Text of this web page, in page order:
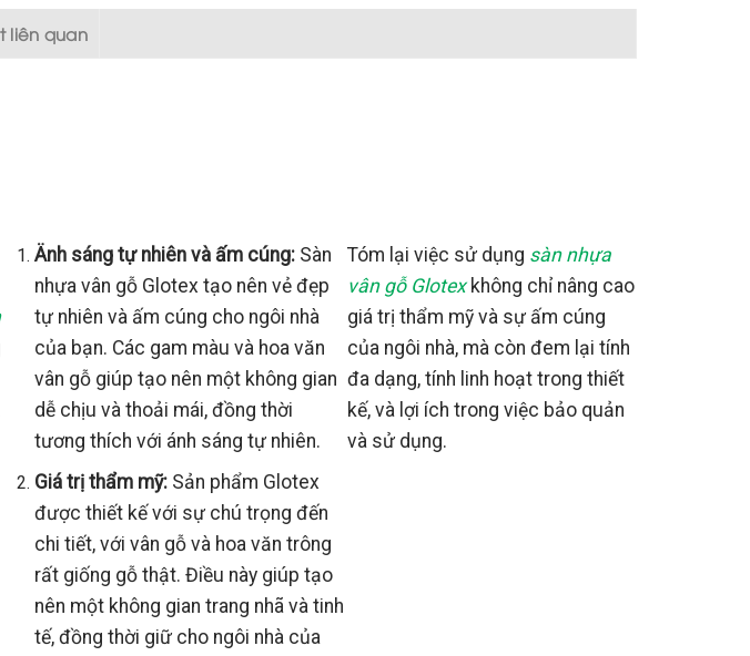
liên quan
Änh sáng tự nhiên và ấm cúng:Sàn
nhựa vân gỗ Glotex tạo nên vẻ đẹp
tự nhiên và ấm cúng cho ngôi nhà
của bạn. Các gam màu và hoa văn
vân gỗ giúp tạo nên một không gian
dễ chịu và thoải mái, đồng thời
tương thích với ánh sáng tự nhiên.
Giá trị thẩm mỹ:Sản phẩm Glotex
được thiết kế với sự chú trọng đến
chi tiết, với vân gỗ và hoa văn trông
rất giống gỗ thật. Điều này giúp tạo
nên một không gian trang nhã và tinh
tế, đồng thời giữ cho ngôi nhà của
Tóm lại việc sử dụng sàn nhựa
vân gỗ Glotex không chỉ nâng cao
giá trị thẩm mỹ và sự ấm cúng
của ngôi nhà, mà còn đem lại tính
đa dạng, tính linh hoạt trong thiết
kế, và lợi ích trong việc bảo quản
và sử dụng.